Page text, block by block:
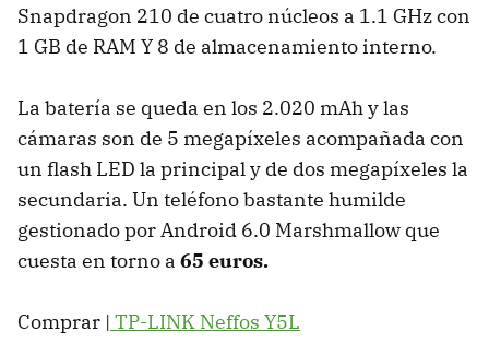
Snapdragon 210 de cuatro núcleos a 1.1 GHz con
1 GB de RAM Y 8 de almacenamiento interno.
La batería se queda en los 2.020 mAh y las
cámaras son de 5 megapíxeles acompañada con
un flash LED la principal y de dos megapíxeles la
secundaria. Un teléfono bastante humilde
gestionado por Android 6.0 Marshmallow que
cuesta en torno a 65 euros.
Comprar | TP-LINK Neffos Y5L